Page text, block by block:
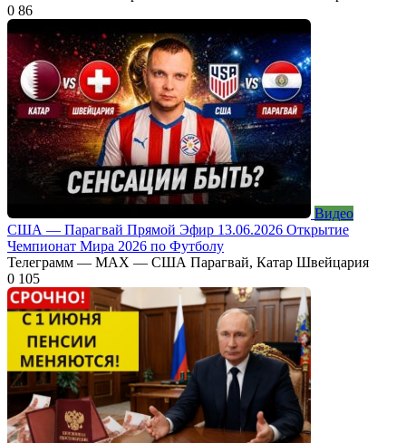
0 86
Видео
США — Парагвай Прямой Эфир 13.06.2026 Открытие
Чемпионат Мира 2026 по Футболу
Телеграмм — МАХ — США Парагвай, Катар Швейцария
0 105